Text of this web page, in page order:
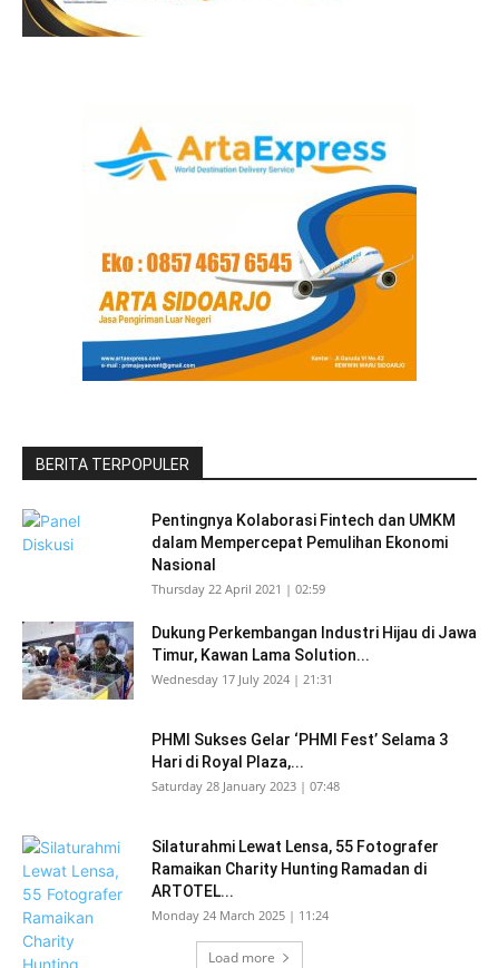
BERITA TERPOPULER
Pentingnya Kolaborasi Fintech dan UMKM
dalam Mempercepat Pemulihan Ekonomi
Nasional
Thursday 22 April 2021 | 02:59
Dukung Perkembangan Industri Hijau di Jawa
Timur, Kawan Lama Solution...
Wednesday 17 July 2024 | 21:31
PHMI Sukses Gelar ‘PHMI Fest’ Selama 3
Hari di Royal Plaza,...
Saturday 28 January 2023 | 07:48
Silaturahmi Lewat Lensa, 55 Fotografer
Ramaikan Charity Hunting Ramadan di
ARTOTEL...
Monday 24 March 2025 | 11:24
Load more